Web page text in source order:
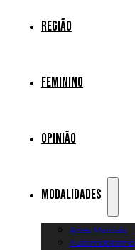
Região
Feminino
Opinião
Modalidades
Artes Marciais
Automobilismo